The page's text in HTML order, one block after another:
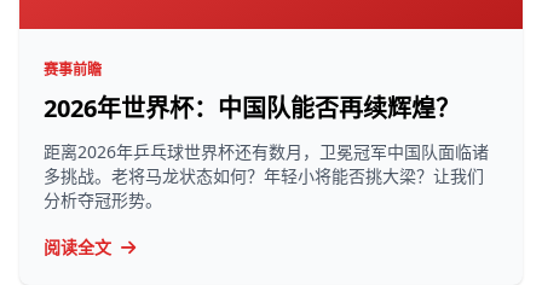
赛事前瞻
2026年世界杯：中国队能否再续辉煌？
距离2026年乒乓球世界杯还有数月，卫冕冠军中国队面临诸
多挑战。老将马龙状态如何？年轻小将能否挑大梁？让我们
分析夺冠形势。
阅读全文